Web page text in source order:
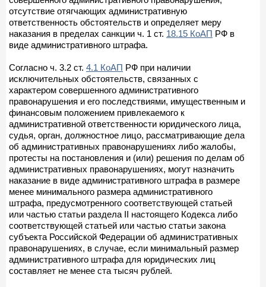
отсутствие отягчающих административную
ответственность обстоятельств и определяет меру
наказания в пределах санкции ч. 1 ст. 18.15 КоАП РФ в
виде административного штрафа.
Согласно ч. 3.2 ст. 4.1 КоАП РФ при наличии
исключительных обстоятельств, связанных с
характером совершенного административного
правонарушения и его последствиями, имущественным и
финансовым положением привлекаемого к
административной ответственности юридического лица,
судья, орган, должностное лицо, рассматривающие дела
об административных правонарушениях либо жалобы,
протесты на постановления и (или) решения по делам об
административных правонарушениях, могут назначить
наказание в виде административного штрафа в размере
менее минимального размера административного
штрафа, предусмотренного соответствующей статьей
или частью статьи раздела II настоящего Кодекса либо
соответствующей статьей или частью статьи закона
субъекта Российской Федерации об административных
правонарушениях, в случае, если минимальный размер
административного штрафа для юридических лиц
составляет не менее ста тысяч рублей.